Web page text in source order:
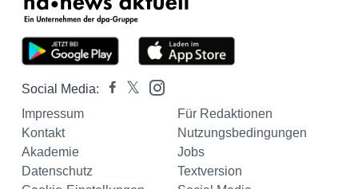
Social Media:
Impressum
Für Redaktionen
Kontakt
Nutzungsbedingungen
Akademie
Jobs
Datenschutz
Textversion